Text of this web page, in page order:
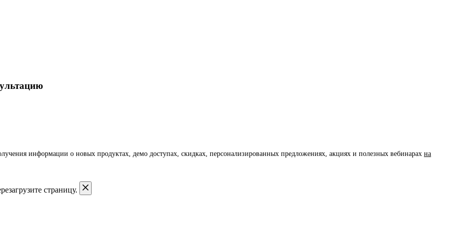
информации о новых продуктах, демо доступах, скидках, персонализированных предложениях, акциях и полезных вебинарах на
страницу.